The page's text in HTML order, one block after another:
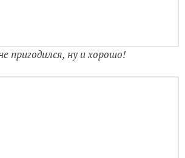
пригодился, ну и хорошо!